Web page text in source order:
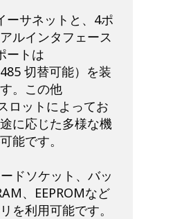
ーサネットと、4ポ
ルインタフェース
ートは
切替可能）を装
。この他
ロットによってお
に応じた多様な機
能です。
ドソケット、バッ
、EEPROMなど
を利用可能です。